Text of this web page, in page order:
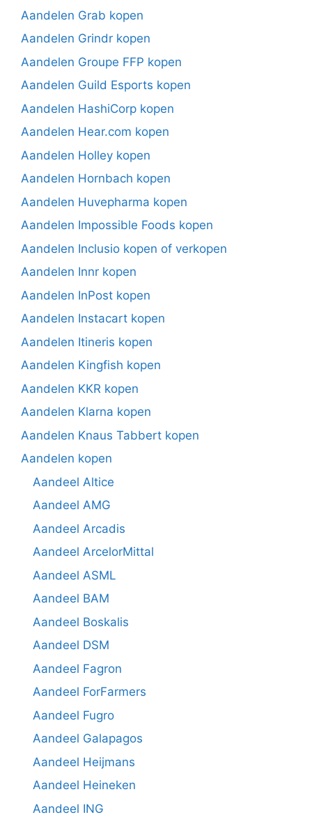
Aandelen Grab kopen
Aandelen Grindr kopen
Aandelen Groupe FFP kopen
Aandelen Guild Esports kopen
Aandelen HashiCorp kopen
Aandelen Hear.com kopen
Aandelen Holley kopen
Aandelen Hornbach kopen
Aandelen Huvepharma kopen
Aandelen Impossible Foods kopen
Aandelen Inclusio kopen of verkopen
Aandelen Innr kopen
Aandelen InPost kopen
Aandelen Instacart kopen
Aandelen Itineris kopen
Aandelen Kingfish kopen
Aandelen KKR kopen
Aandelen Klarna kopen
Aandelen Knaus Tabbert kopen
Aandelen kopen
Aandeel Altice
Aandeel AMG
Aandeel Arcadis
Aandeel ArcelorMittal
Aandeel ASML
Aandeel BAM
Aandeel Boskalis
Aandeel DSM
Aandeel Fagron
Aandeel ForFarmers
Aandeel Fugro
Aandeel Galapagos
Aandeel Heijmans
Aandeel Heineken
Aandeel ING